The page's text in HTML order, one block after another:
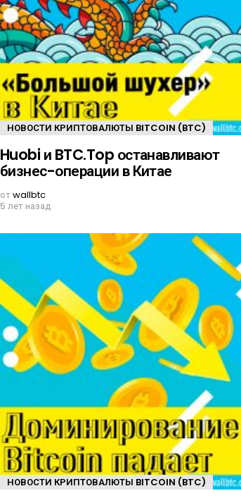
НОВОСТИ КРИПТОВАЛЮТЫ BITCOIN (BTC)
Huobi и BTC.Top останавливают
бизнес-операции в Китае
отwallbtc
5 лет назад
НОВОСТИ КРИПТОВАЛЮТЫ BITCOIN (BTC)